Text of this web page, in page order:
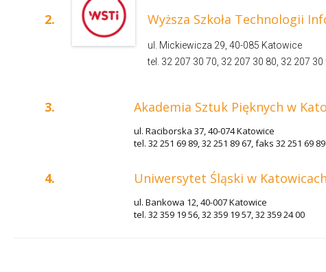
2. Wyższa Szkoła Technologii
ul. Mickiewicza 29, 40-085 Katowice
tel. 32 207 30 70, 32 207 30 80, 32 207 30
3. Akademia Sztuk Pięknych w
ul. Raciborska 37, 40-074 Katowice
tel. 32 251 69 89, 32 251 89 67, faks 32 251 69
4. Uniwersytet Śląski w Katowicach
ul. Bankowa 12, 40-007 Katowice
tel. 32 359 19 56, 32 359 19 57, 32 359 24 00